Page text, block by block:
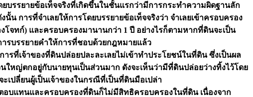
บรรยายข้อเท็จจริงที่เกิดขึ้นในชั้นแรกว่ามีการกระทำความผิดฐานลัก
การที่จำเลยให้การโดยบรรยายข้อเท็จจริงว่า จำเลยเข้าครอบครอง
โจทก์) และครอบครองมานานกว่า 1 ปี อย่างไรก็ตามหากที่ดินจะเป็น
ารบรรยายคำให้การที่ชอบด้วยกฎหมายแล้ว
รที่เจ้าของที่ดินปล่อยปละละเลยไม่เข้าทำประโยชน์ในที่ดิน ซึ่งเป็นผล
ใหญ่ตกอยู่กับนายทุนเป็นส่วนมาก ดังจะเห็นว่ามีที่ดินปล่อยว่างทิ้งไว้โดย
เปลี่ยนผู้เป็นเจ้าของในกรณีที่เป็นที่ดินมือเปล่า
อบแทนและครอบครองที่ดินก็ไม่มีสิทธิครอบครองในที่ดิน เนื่องจาก